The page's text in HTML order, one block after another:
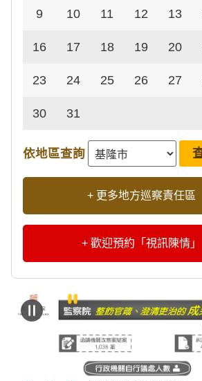
9 10 11 12 13
16 17 18 19 20
23 24 25 26 27
30 31
依地區查詢
+ 更多地方巡察責任區
+ 歡迎預約「視訊陳情」